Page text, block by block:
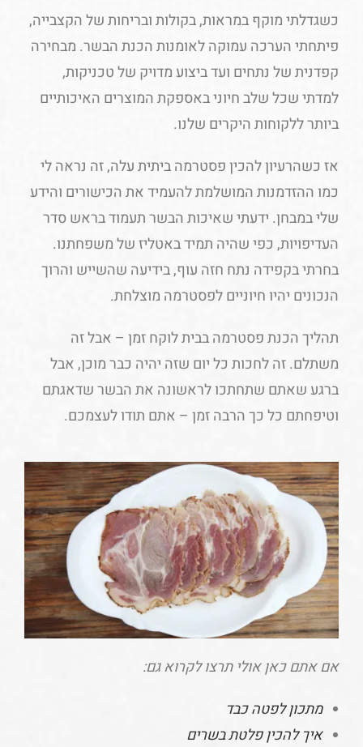
כשגדלתי מוקף במראות, בקולות ובריחות של הקצבייה,
פיתחתי הערכה עמוקה לאומנות הכנת הבשר. מבחירה
קפדנית של נתחים ועד ביצוע מדויק של טכניקות,
למדתי שכל שלב חיוני באספקת המוצרים האיכותיים
ביותר ללקוחות היקרים שלנו.
אז כשהרעיון להכין פסטרמה ביתית עלה, זה נראה לי
כמו ההזדמנות המושלמת להעמיד את הכישורים והידע
שלי במבחן. ידעתי שאיכות הבשר תעמוד בראש סדר
העדיפויות, כפי שהיה תמיד באטליז של משפחתנו.
בחרתי בקפידה נתח חזה עוף, בידיעה שהשייש והרוך
הנכונים יהיו חיוניים לפסטרמה מוצלחת.
תהליך הכנת פסטרמה בבית לוקח זמן – אבל זה
משתלם. זה לחכות כל יום שזה יהיה כבר מוכן, אבל
ברגע שאתם שתחתכו לראשונה את הבשר שדאגתם
וטיפחתם כל כך הרבה זמן – אתם תודו לעצמכם.
אם אתם כאן אולי תרצו לקרוא גם:
מתכון לפטה כבד
איך להכין פלטת בשרים